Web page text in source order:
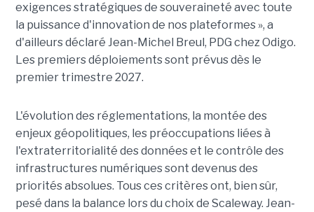
exigences stratégiques de souveraineté avec toute
la puissance d'innovation de nos plateformes », a
d'ailleurs déclaré Jean-Michel Breul, PDG chez Odigo.
Les premiers déploiements sont prévus dès le
premier trimestre 2027.
L'évolution des réglementations, la montée des
enjeux géopolitiques, les préoccupations liées à
l'extraterritorialité des données et le contrôle des
infrastructures numériques sont devenus des
priorités absolues. Tous ces critères ont, bien sûr,
pesé dans la balance lors du choix de Scaleway. Jean-